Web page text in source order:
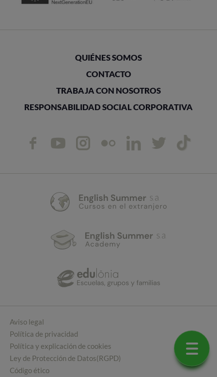
QUIÉNES SOMOS
CONTACTO
TRABAJA CON NOSOTROS
RESPONSABILIDAD SOCIAL CORPORATIVA
Aviso legal
Política de privacidad
Política y explicación de cookies
Ley de Protección de Datos(RGPD)
Código ético